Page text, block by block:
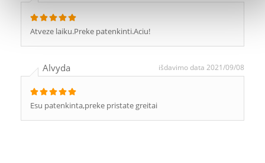
Atveze laiku.Preke patenkinti.Aciu!
Alvyda išdavimo data 2021/09/08
Esu patenkinta,preke pristate greitai